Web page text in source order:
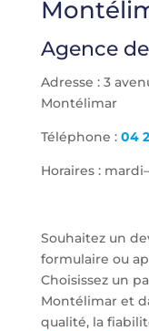
Agence
Adresse : 3
Montélimar
Téléphone : 04
Horaires :
Souhaitez un
formulaire ou
Choisissez un
Montélimar et
qualité, la